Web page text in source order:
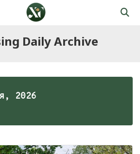
Daily Archive
2026